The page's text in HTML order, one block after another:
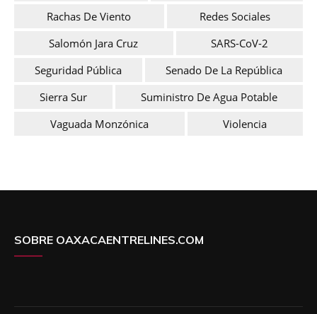
Rachas De Viento
Redes Sociales
Salomón Jara Cruz
SARS-CoV-2
Seguridad Pública
Senado De La República
Sierra Sur
Suministro De Agua Potable
Vaguada Monzónica
Violencia
SOBRE OAXACAENTRELINES.COM